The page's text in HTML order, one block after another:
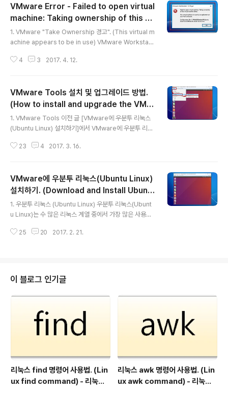
있겠지만, 대부분의 경우, 복구 자체가 불가능해서 PC를
사용하지 못하게 될 수도 있습니다. 이 때 사용자가 선택할
치하는 것입니다. 하지만 기존에 사용하던 환경 설정을 다
시 세팅하고, 기존에 사용하던 프로그램을 재설치해야 하
는 작업이 마냥 쉬운 건 아니죠. (물론, 운영체제 재 설치로
VMware Error - Failed to open virtual
machine: Taking ownership of this vi
rtual machine failed.
1. VMware "Take Ownership 경고". (This virtual m
achine appears to be in use) VMware Workstati
위해 VMware 가상 머신을 실행할 때, 가끔 아래와 같은
기 위해 "소유권(Ownership)"을 가져와야 한다는 메시
지입니다. 일반적인 경우, "Take Ownership" 버튼을 누
르면, 가상 머신이 정상적으로 실행되는 것을 확인할 수 있
습니다. 2. 문제 상황. (Failed to open virtual machin
e) 그런데 어떤 상황에서는, "Take Own..
4 3 2017. 4. 12.
VMware Tools 설치 및 업그레이드 방법.
(How to install and upgrade the VMw
are Tools.)
1. VMware Tools 이전 글 [VMware에 우분투 리눅스
(Ubuntu Linux) 설치하기]에서 VMware에 우분투 리눅
다. VMware Workstation Player(버전 12)에 가상 머
아마 [VMware에 우분투 리눅스(Ubuntu Linux) 설치하
기]에서 설명한 과정을 그대로 따라서 실행했다면, 윈도우
즈(Windows) 상에서 우분투 리눅스가 문제 없이 동작하
는 것을 확인할 수 있을 것입니다. 그런데 VMware의 가
상 머신에 우분투 리눅스같은 게스트(Guest) 운영체제를
설치하고 나서, (..
23 4 2017. 3. 16.
VMware에 우분투 리눅스(Ubuntu Linux)
설치하기. (Download and Install Ubunt
u Linux on VMware)
1. 우분투 리눅스 (Ubuntu Linux) 우분투 리눅스(Ubunt
u Linux)는 수 많은 리눅스 계열 중에서 가장 많은 사용자
에서 사용할 리눅스를 추천하라면 가장 먼저 우분투 리눅
픈 소스라는 특징으로 인해 누구나 무료로 설치해서 사용
할 수 있다는 장점이 있기 때문입니다. 1.1 VMware와 우
분투 리눅스 (Ubuntu Linux) 일반적으로 하나의 PC에는
만 [윈도우즈 운영체제에 VMware 다운로드 및 설치하
25 20 2017. 2. 21.
이 블로그 인기글
리눅스 find 명령어 사용법. (Lin
ux find command) - 리눅스
리눅스 awk 명령어 사용법. (Lin
ux awk command) - 리눅스